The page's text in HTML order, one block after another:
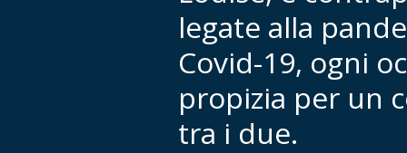
legate alla
Covid-19, ogni
propizia per un
tra i due.